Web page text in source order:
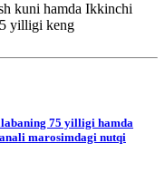
kuni hamda Ikkinchi
yilligi keng
75 yilligi hamda
marosimdagi nutqi